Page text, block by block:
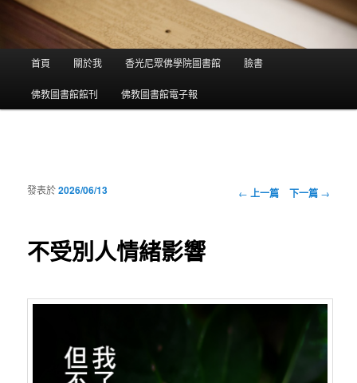
跳到主內容
跳到第二內容
首頁 關於我 香光尼眾佛學院圖書館 臉書
佛教圖書館館刊 佛教圖書館電子報
瀏覽文章
← 上一篇 下一篇 →
不受別人情緒影響
發表於2026/06/13